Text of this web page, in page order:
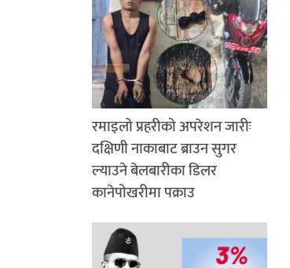
रमाइलो प्रहरीको अपरेशन जारीः
दक्षिणी नाकाबाट ब्राउन सुगर
ल्याउने बेलबारीका डिलर
कानेपोखरीमा पक्राउ